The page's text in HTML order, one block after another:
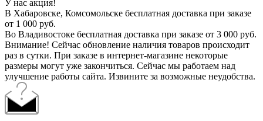
У нас акция!
В Хабаровске, Комсомольске бесплатная доставка при заказе
от 1 000 руб.
Во Владивостоке бесплатная доставка при заказе от 3 000 руб.
Внимание! Сейчас обновление наличия товаров происходит
раз в сутки. При заказе в интернет-магазине некоторые
размеры могут уже закончиться. Сейчас мы работаем над
улучшение работы сайта. Извините за возможные неудобства.